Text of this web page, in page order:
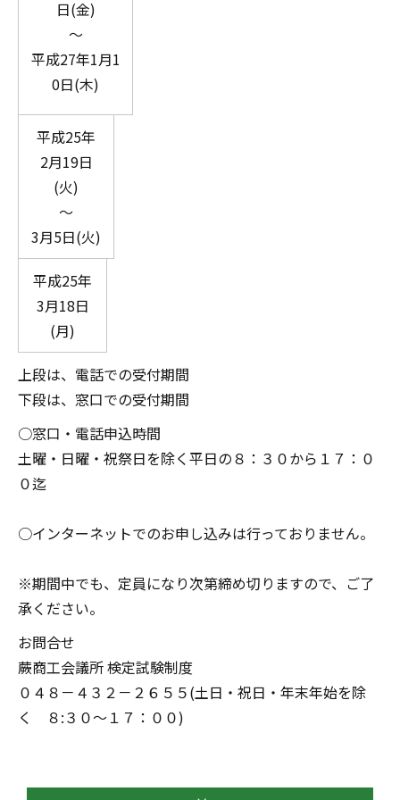
日(金)
～
平成27年1月1
0日(木)
平成25年
2月19日
(火)
～
3月5日(火)
平成25年
3月18日
(月)
上段は、電話での受付期間
下段は、窓口での受付期間
○窓口・電話申込時間
土曜・日曜・祝祭日を除く平日の８：３０から１７：０
０迄
○インターネットでのお申し込みは行っておりません。
※期間中でも、定員になり次第締め切りますので、ご了
承ください。
お問合せ
蕨商工会議所 検定試験制度
０４８－４３２－２６５５(土日・祝日・年末年始を除
く ８:３０～１７：００)